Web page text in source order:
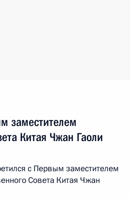
заместителем
Китая Чжан Гаоли
с Первым заместителем
Совета Китая Чжан